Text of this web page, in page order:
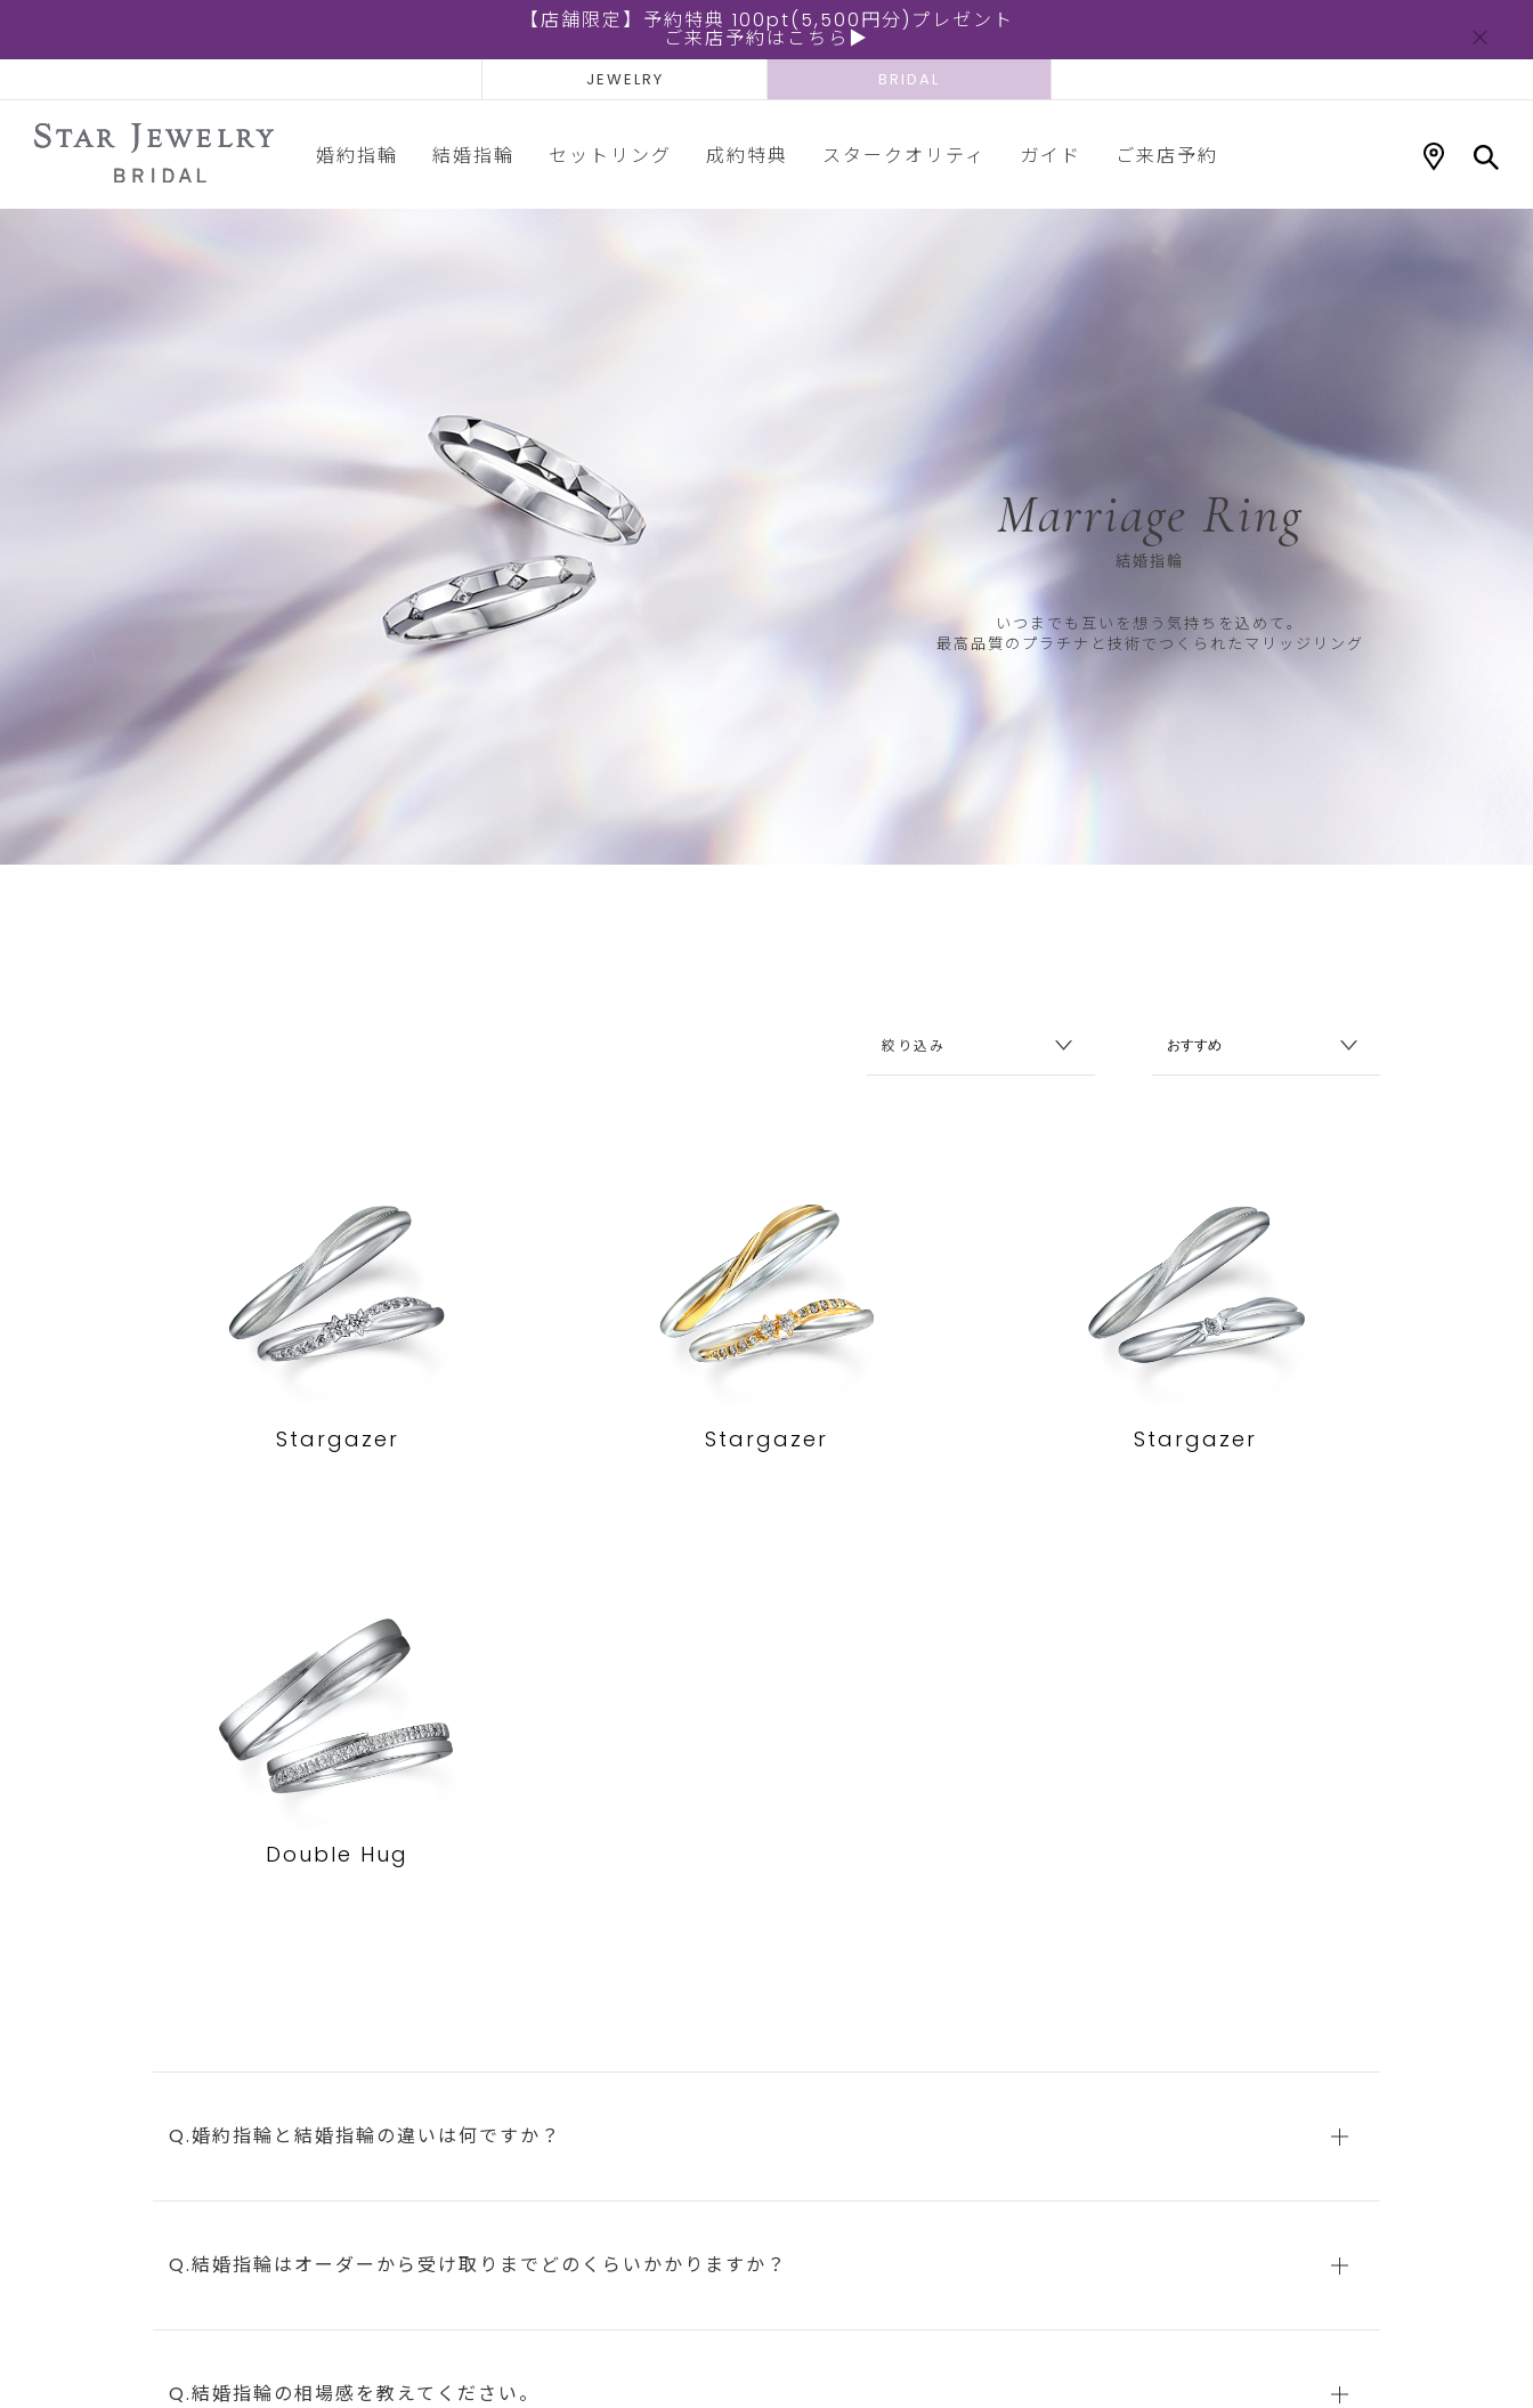
【店舗限定】予約特典 100pt(5,500円分)プレゼント
ご来店予約はこちら▶
JEWELRY BRIDAL
婚約指輪 結婚指輪 セットリング 成約特典 スタークオリティ ガイド ご来店予約
Marriage Ring
結婚指輪
いつまでも互いを想う気持ちを込めて。
最高品質のプラチナと技術でつくられたマリッジリング
絞り込み
Stargazer Stargazer Stargazer
Double Hug
Q.婚約指輪と結婚指輪の違いは何ですか？
Q.結婚指輪はオーダーから受け取りまで どのくらいかかりますか？
Q.結婚指輪の相場感を教えてください。